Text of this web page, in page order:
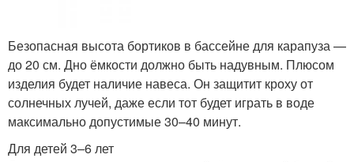
Безопасная высота бортиков в бассейне для карапуза —
до 20 см. Дно ёмкости должно быть надувным. Плюсом
изделия будет наличие навеса. Он защитит кроху от
солнечных лучей, даже если тот будет играть в воде
максимально допустимые 30–40 минут.
Для детей 3–6 лет